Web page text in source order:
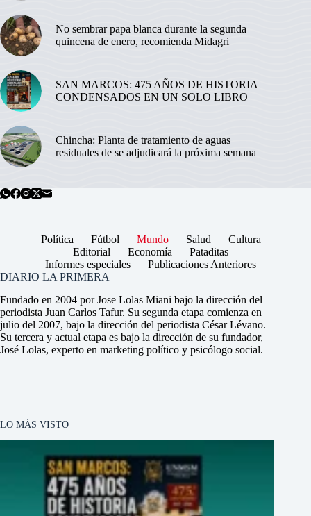
No sembrar papa blanca durante la segunda
quincena de enero, recomienda Midagri
SAN MARCOS: 475 AÑOS DE HISTORIA
CONDENSADOS EN UN SOLO LIBRO
Chincha: Planta de tratamiento de aguas
residuales de se adjudicará la próxima semana
Política Fútbol Mundo Salud
Cultura
Editorial
Economía
Pataditas
Informes especiales
Publicaciones Anteriores
DIARIO LA PRIMERA
Fundado en 2004 por Jose Lolas Miani bajo la dirección del
periodista Juan Carlos Tafur. Su segunda etapa comienza en
julio del 2007, bajo la dirección del periodista César Lévano.
Su tercera y actual etapa es bajo la dirección de su fundador,
José Lolas, experto en marketing político y psicólogo social.
LO MÁS VISTO